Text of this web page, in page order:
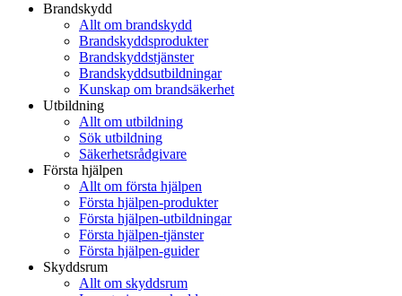
Brandskydd
Allt om brandskydd
Brandskyddsprodukter
Brandskyddstjänster
Brandskyddsutbildningar
Kunskap om brandsäkerhet
Utbildning
Allt om utbildning
Sök utbildning
Säkerhetsrådgivare
Första hjälpen
Allt om första hjälpen
Första hjälpen-produkter
Första hjälpen-utbildningar
Första hjälpen-tjänster
Första hjälpen-guider
Skyddsrum
Allt om skyddsrum